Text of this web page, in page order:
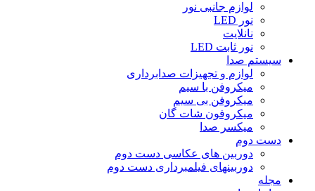
لوازم جانبی نور
نور LED
نانلایت
نور ثابت LED
سیستم صدا
لوازم و تجهیزات صدابرداری
میکروفن با سیم
میکروفن بی سیم
میکروفون شات گان
میکسر صدا
دست دوم
دوربین های عکاسی دست دوم
دوربینهای فیلمبرداری دست دوم
مجله